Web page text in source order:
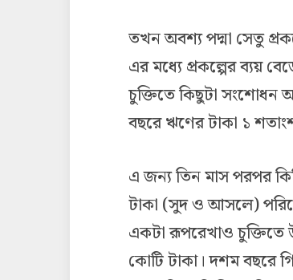
তখন অবশ্য পদ্মা সেতু
এর মধ্যে প্রকল্পের ব্যয়
চুক্তিতে কিছুটা সংশোধন
বছরে ঋণের টাকা ১
এ জন্য তিন মাস পরপর
টাকা (সুদ ও আসলে)
একটা রূপরেখাও চুক্তিতে
কোটি টাকা। দশম বছরে